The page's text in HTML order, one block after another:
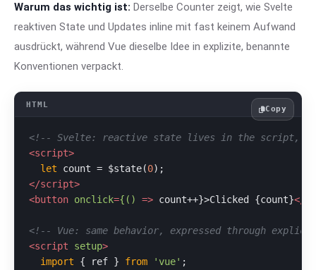
Warum das wichtig ist: Derselbe Counter zeigt, wie Svelte
reaktiven State und Updates inline mit fast keinem Aufwand
ausdrückt, während Vue dieselbe Idee in explizite, benannte
Konventionen verpackt.
<!-- Svelte: reactive state lives in the script, no
<script>
let count = $state(0
</script>
<button onclick={() => count++}>Clicked {count}</
<!-- Vue: same behavior, expressed through
<script setup>
import { ref } from 'vue' ;
Copy